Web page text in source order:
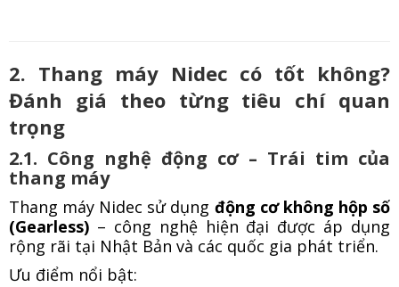
2. Thang máy Nidec có tốt không?
Đánh giá theo từng tiêu chí quan
trọng
2.1. Công nghệ động cơ – Trái tim của
thang máy
Thang máy Nidec sử dụng động cơ không hộp số
(Gearless) – công nghệ hiện đại được áp dụng
rộng rãi tại Nhật Bản và các quốc gia phát triển.
Ưu điểm nổi bật: